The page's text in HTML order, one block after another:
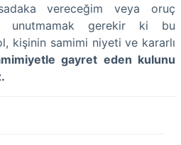
vereceğim veya oruç
unutmamak gerekir ki bu
kişinin samimi niyeti ve kararlı
gayret eden kulunu